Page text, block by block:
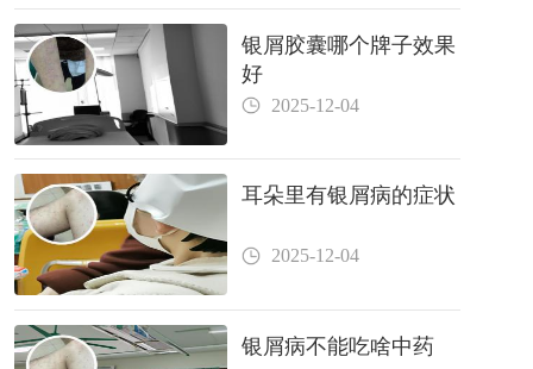
银屑胶囊哪个牌子效果
好
2025-12-04
耳朵里有银屑病的症状
2025-12-04
银屑病不能吃啥中药